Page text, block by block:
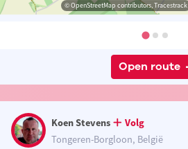
© OpenStreetMap contributors, Tracestrack
Open route
Koen Stevens
Volg
Tongeren-Borgloon, België